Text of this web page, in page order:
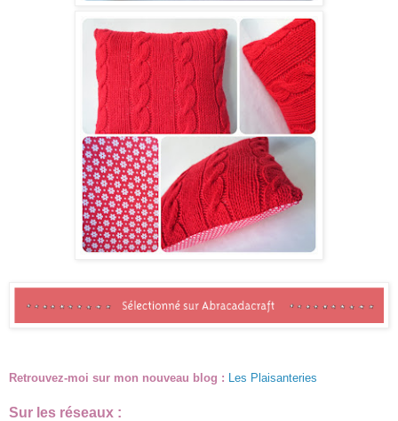
Retrouvez-moi sur mon nouveau blog : Les Plaisanteries
Sur les réseaux :